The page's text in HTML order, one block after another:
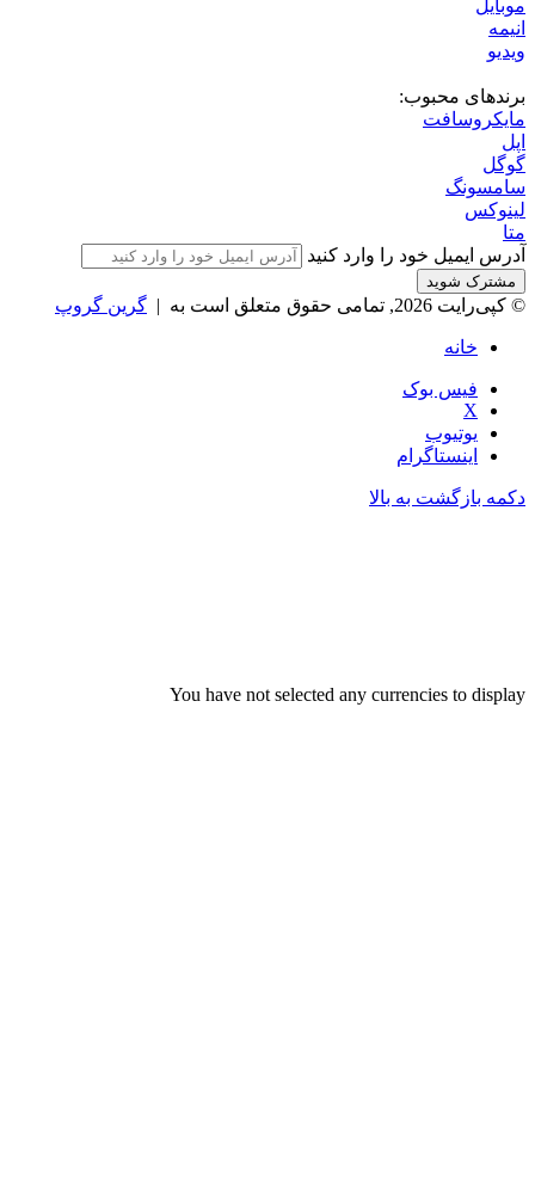
موبایل
انیمه
ویدیو
برندهای محبوب:
مایکروسافت
اپل
گوگل
سامسونگ
لینوکس
متا
آدرس ایمیل خود را وارد کنید
© کپی‌رایت 2026, تمامی حقوق متعلق است به | گرین گروپ
خانه
فیس بوک
X
یوتیوب
اینستاگرام
دکمه بازگشت به بالا
You have not selected any currencies to display